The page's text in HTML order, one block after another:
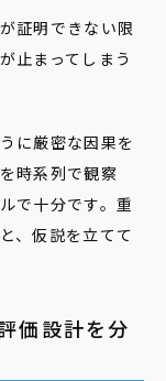
証明できない限
止まってしまう
に厳密な因果を
時系列で観察
で十分です。重
、仮説を立てて
価設計を分